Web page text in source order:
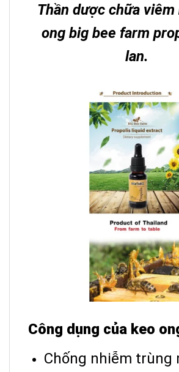
Thần dược chữa viêm
ong big bee farm
lan.
Công dụng của keo
Chống nhiễm trùng